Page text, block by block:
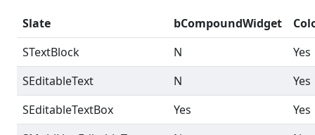
Slate bCompoundWidget
STextBlock
N
Yes
SEditableText
N
Yes
SEditableTextBox
Yes
Yes